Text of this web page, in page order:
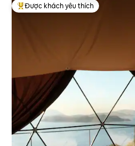
Được khách yêu thích nhất
Được khách yêu thích